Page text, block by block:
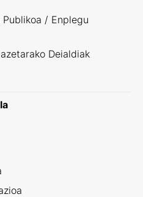
/ Enplegu
Deialdiak